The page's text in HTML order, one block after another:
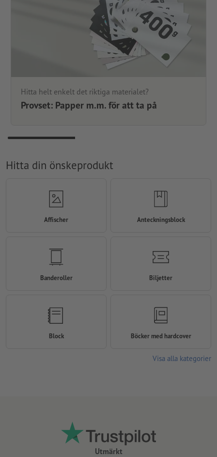
Hitta helt enkelt det riktiga materialet?
Provset: Papper m.m. för att ta på
Utmärkt
Hitta din önskeprodukt
Affischer Anteckningsblock
Banderoller Biljetter
Block Böcker med hardcover
Visa alla kategorier